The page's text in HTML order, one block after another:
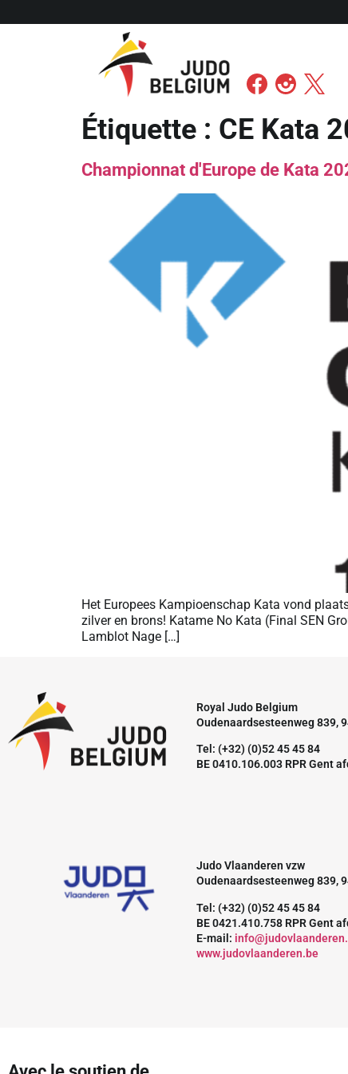
Étiquette : CE Kata
Championnat d'Europe de Kata
Het Europees Kampioenschap Kata vond
zilver en brons! Katame No Kata (Final SEN
Lamblot Nage […]
Royal Judo Belgium
Oudenaardsesteenweg 839,
Tel: (+32) (0)52 45 45 84
BE 0410.106.003 RPR Gent
Judo Vlaanderen vzw
Oudenaardsesteenweg 839,
Tel: (+32) (0)52 45 45 84
BE 0421.410.758 RPR Gent
E-mail:
www.judovlaanderen.be